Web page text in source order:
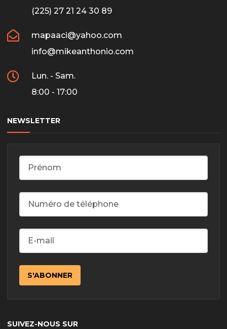
(225) 27 21 24 30 89
mapaaci@yahoo.com
info@mikeanthonio.com
Lun. - Sam.
8:00 - 17:00
NEWSLETTER
SUIVEZ-NOUS SUR